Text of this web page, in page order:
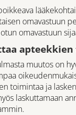
omavastuun
omavastuun
muutos on
toimintaa ja
laskuttamaan